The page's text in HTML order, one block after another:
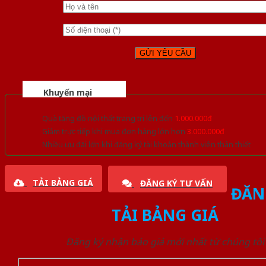
Khuyến mại
Quà tặng đồ nội thất trang trí lên đến 1.000.000đ
Giảm trực tiếp khi mua đơn hàng lớn hơn 3.000.000đ
Nhiều ưu đãi lớn khi đăng ký tài khoản thành viên thân thiết
TẢI BẢNG GIÁ ĐĂNG KÝ TƯ VẤN
TẢI BẢNG GIÁ
Đăng ký nhận báo giá mới nhất từ chúng tôi